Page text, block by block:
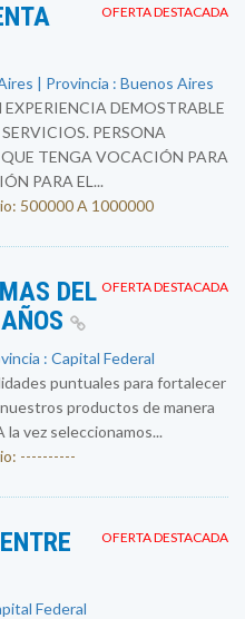
OFERTA DESTACADA
| Provincia : Buenos Aires
DEMOSTRABLE
PERSONA
TENGA VOCACIÓN PARA
PARA EL...
500000 A 1000000
OFERTA DESTACADA
DEL
: Capital Federal
puntuales para fortalecer
productos de manera
vez seleccionamos...
----------
OFERTA DESTACADA
Federal